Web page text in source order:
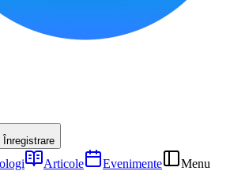
Înregistrare
Articole Evenimente Menu